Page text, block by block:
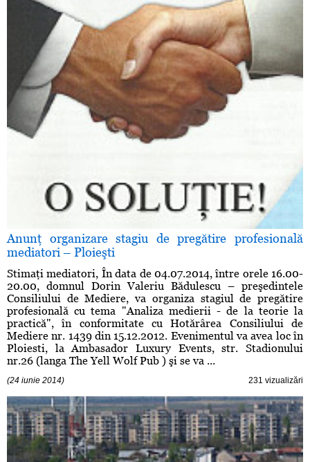
Anunţ organizare stagiu de pregătire profesională
mediatori – Ploieşti
Stimaţi mediatori, În data de 04.07.2014, între orele 16.00-
20.00, domnul Dorin Valeriu Bădulescu – preşedintele
Consiliului de Mediere, va organiza stagiul de pregătire
profesională cu tema "Analiza medierii - de la teorie la
practică", în conformitate cu Hotărârea Consiliului de
Mediere nr. 1439 din 15.12.2012. Evenimentul va avea loc în
Ploiesti, la Ambasador Luxury Events, str. Stadionului
nr.26 (langa The Yell Wolf Pub ) şi se va ...
(24 iunie 2014) 231 vizualizări